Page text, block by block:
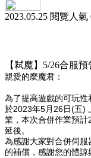
2023.05.25 閱覽人氣
【弒魔】5/26合服預
親愛的麼魔君：
為了提高遊戲的可玩
於2023年5月26日(五)
業，本次合併作業預
延後。
為感謝大家對合併伺
的補償，感謝您的體諒